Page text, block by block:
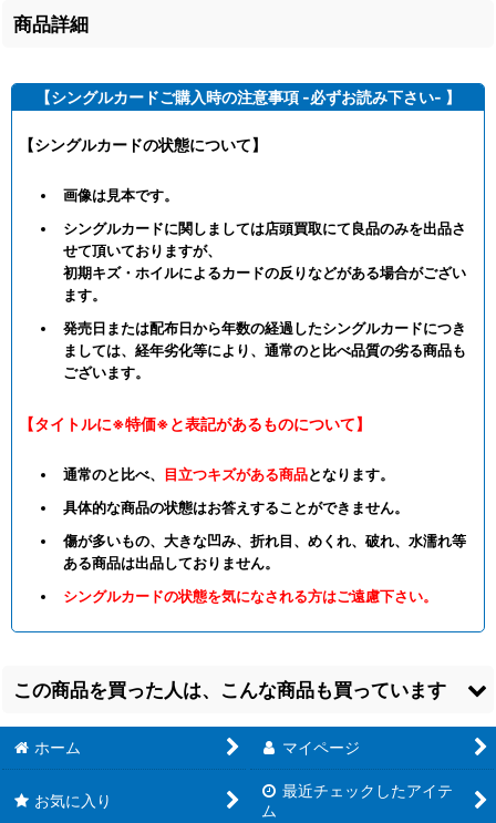
商品詳細
【シングルカードご購入時の注意事項 -必ずお読み下さい- 】
【シングルカードの状態について】
画像は見本です。
シングルカードに関しましては店頭買取にて良品のみを出品さ
せて頂いておりますが、
初期キズ・ホイルによるカードの反りなどがある場合がござい
ます。
発売日または配布日から年数の経過したシングルカードにつき
ましては、経年劣化等により、通常のと比べ品質の劣る商品も
ございます。
【タイトルに※特価※と表記があるものについて】
通常のと比べ、 目立つキズがある商品となります。
具体的な商品の状態はお答えすることができません。
傷が多いもの、大きな凹み、折れ目、めくれ、破れ、水濡れ等
ある商品は出品しておりません。
シングルカードの状態を気になされる方はご遠慮下さい。
この商品を買った人は、こんな商品も買っています
ホーム マイページ
お気に入り
最近チェックしたアイテ
ム